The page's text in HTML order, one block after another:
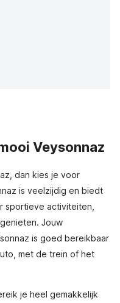
Veysonnaz
dan kies je voor
is veelzijdig en biedt
sportieve activiteiten,
Jouw
is goed bereikbaar
met de trein of het
je heel gemakkelijk